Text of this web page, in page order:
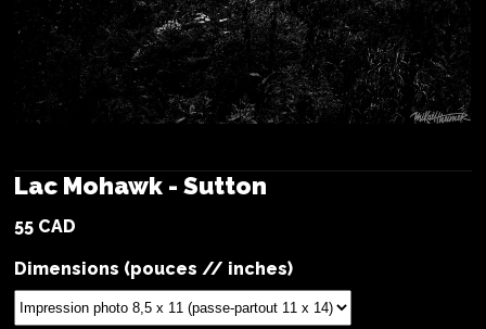
Lac Mohawk - Sutton
55 CAD
Dimensions (pouces // inches)